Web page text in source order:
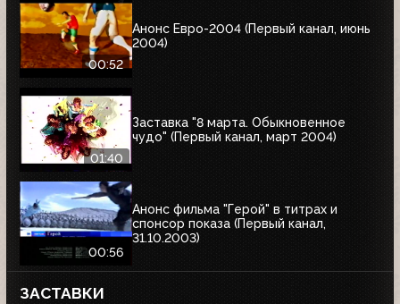
00:52
Анонс Евро-2004 (Первый канал, июнь
2004)
01:40
Заставка "8 марта. Обыкновенное
чудо" (Первый канал, март 2004)
00:56
Анонс фильма "Герой" в титрах и
спонсор показа (Первый канал,
31.10.2003)
ЗАСТАВКИ